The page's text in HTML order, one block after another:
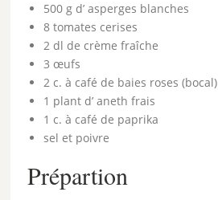
500 g d’ asperges blanches
8 tomates cerises
2 dl de crème fraîche
3 œufs
2 c. à café de baies roses (bocal)
1 plant d’ aneth frais
1 c. à café de paprika
sel et poivre
Prépartion